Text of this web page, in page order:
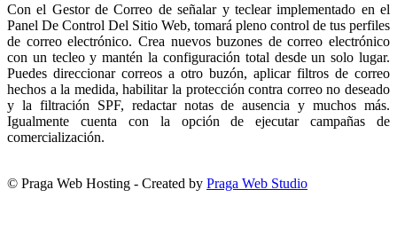
Con el Gestor de Correo de señalar y teclear implementado en el
Panel De Control Del Sitio Web, tomará pleno control de tus perfiles
de correo electrónico. Crea nuevos buzones de correo electrónico
con un tecleo y mantén la configuración total desde un solo lugar.
Puedes direccionar correos a otro buzón, aplicar filtros de correo
hechos a la medida, habilitar la protección contra correo no deseado
y la filtración SPF, redactar notas de ausencia y muchos más.
Igualmente cuenta con la opción de ejecutar campañas de
comercialización.
© Praga Web Hosting - Created by Praga Web Studio